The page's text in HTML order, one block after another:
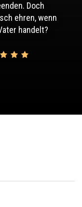
Doch
ehren, wenn
handelt?